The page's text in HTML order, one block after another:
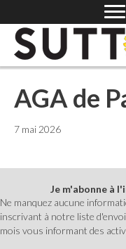
AGA de
7 mai 2026
Je m'abonne à
Ne manquez aucune
inscrivant à notre liste
mois vous informant des